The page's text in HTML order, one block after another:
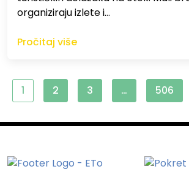
organiziraju izlete i…
Pročitaj više
1 2 3 … 506